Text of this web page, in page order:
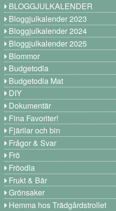
BLOGGJULKALENDER
Bloggjulkalender 2023
Bloggjulkalender 2024
Bloggjulkalender 2025
Blommor
Budgetodla
Budgetodla Mat
DIY
Dokumentär
Fina Favoriter!
Fjärilar och bin
Frågor & Svar
Frö
Fröodla
Frukt & Bär
Grönsaker
Hemma hos Trädgårdstrollet